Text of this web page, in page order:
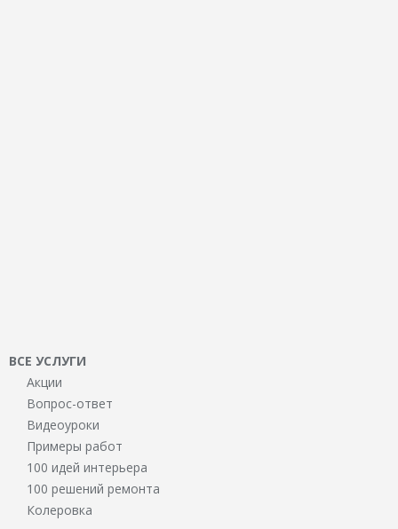
ВСЕ УСЛУГИ
Акции
Вопрос-ответ
Видеоуроки
Примеры работ
100 идей интерьера
100 решений ремонта
Колеровка